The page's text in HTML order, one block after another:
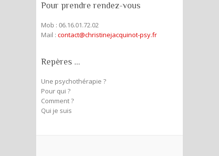
Pour prendre rendez-vous
Mob : 06.16.01.72.02
Mail : contact@christinejacquinot-psy.fr
Repères …
Une psychothérapie ?
Pour qui ?
Comment ?
Qui je suis